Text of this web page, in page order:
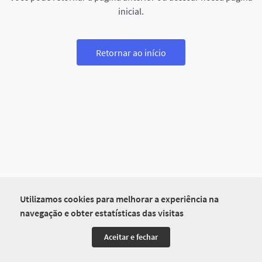
Utilizamos cookies para melhorar a experiência na
navegação e obter estatísticas das visitas
Aceitar e fechar
inicial.
Retornar ao início